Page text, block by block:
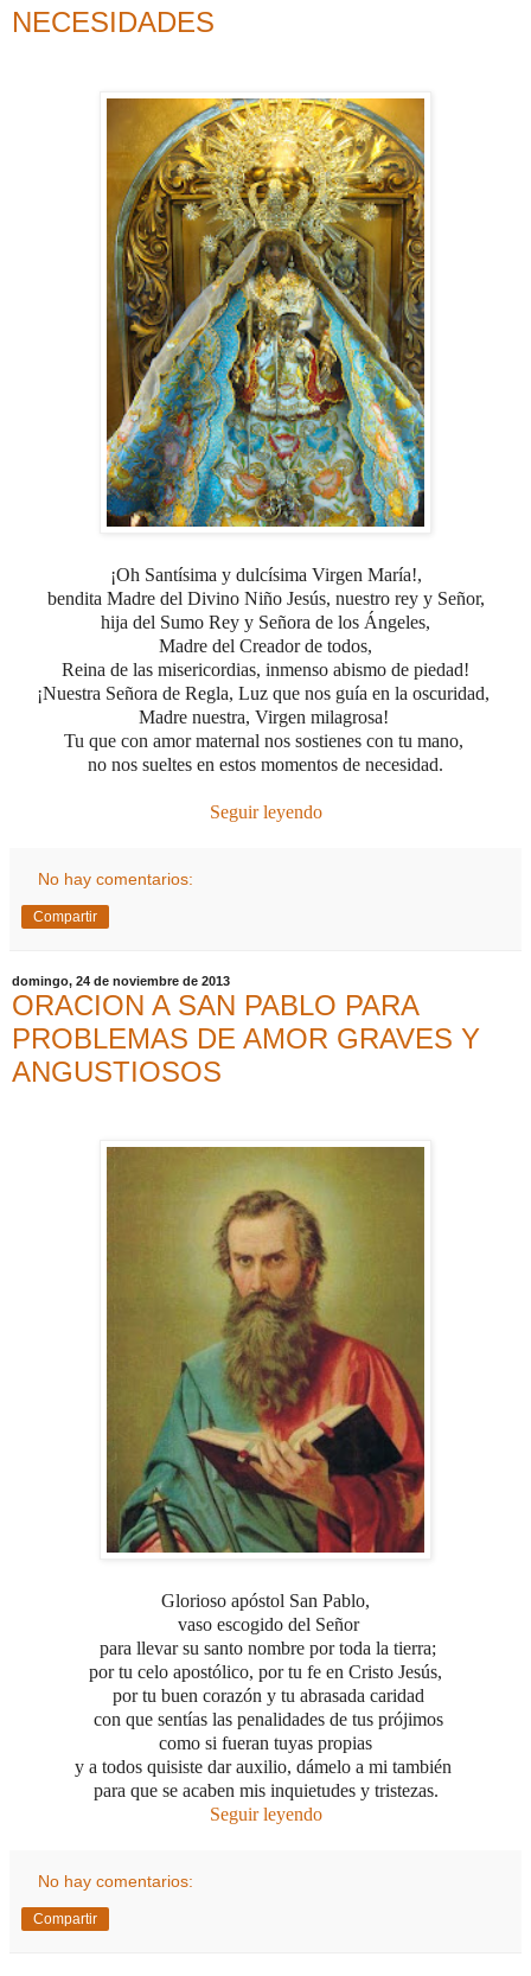
NECESIDADES
¡Oh Santísima y dulcísima Virgen María!,
bendita Madre del Divino Niño Jesús, nuestro rey y Señor,
hija del Sumo Rey y Señora de los Ángeles,
Madre del Creador de todos,
Reina de las misericordias, inmenso abismo de piedad!
¡Nuestra Señora de Regla, Luz que nos guía en la oscuridad,
Madre nuestra, Virgen milagrosa!
Tu que con amor maternal nos sostienes con tu mano,
no nos sueltes en estos momentos de necesidad.
Seguir leyendo
No hay comentarios:
Compartir
domingo, 24 de noviembre de 2013
ORACION A SAN PABLO PARA
PROBLEMAS DE AMOR GRAVES Y
ANGUSTIOSOS
Glorioso apóstol San Pablo,
vaso escogido del Señor
para llevar su santo nombre por toda la tierra;
por tu celo apostólico, por tu fe en Cristo Jesús,
por tu buen corazón y tu abrasada caridad
con que sentías las penalidades de tus prójimos
como si fueran tuyas propias
y a todos quisiste dar auxilio, dámelo a mi también
para que se acaben mis inquietudes y tristezas.
Seguir leyendo
No hay comentarios:
Compartir